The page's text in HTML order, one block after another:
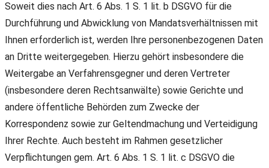
Soweit dies nach Art. 6 Abs. 1 S. 1 lit. b DSGVO für die
Durchführung und Abwicklung von Mandatsverhältnissen mit
Ihnen erforderlich ist, werden Ihre personenbezogenen Daten
an Dritte weitergegeben. Hierzu gehört insbesondere die
Weitergabe an Verfahrensgegner und deren Vertreter
(insbesondere deren Rechtsanwälte) sowie Gerichte und
andere öffentliche Behörden zum Zwecke der
Korrespondenz sowie zur Geltendmachung und Verteidigung
Ihrer Rechte. Auch besteht im Rahmen gesetzlicher
Verpflichtungen gem. Art. 6 Abs. 1 S. 1 lit. c DSGVO die